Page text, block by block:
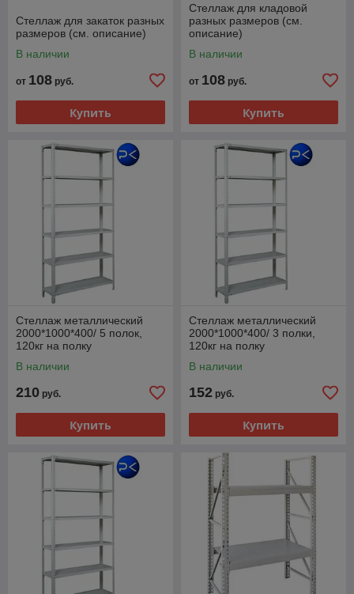
Стеллаж для закаток разных
размеров (см. описание)
В наличии
от 108 руб.
Купить
Стеллаж для кладовой
разных размеров (см.
описание)
В наличии
от 108 руб.
Купить
Стеллаж металлический
2000*1000*400/ 5 полок,
120кг на полку
В наличии
210 руб.
Купить
Стеллаж металлический
2000*1000*400/ 3 полки,
120кг на полку
В наличии
152 руб.
Купить